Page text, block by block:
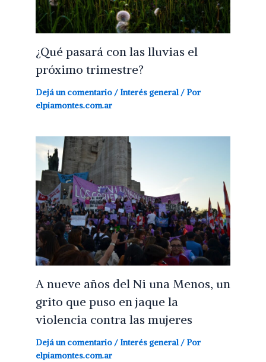
¿Qué pasará con las lluvias el
próximo trimestre?
Dejá un comentario / Interés general/ Por
elpiamontes.com.ar
A nueve años del Ni una Menos, un
grito que puso en jaque la
violencia contra las mujeres
Dejá un comentario / Interés general/ Por
elpiamontes.com.ar